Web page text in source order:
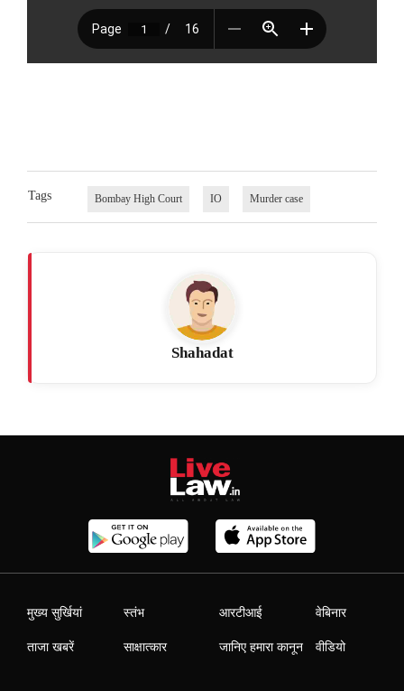
Tags Bombay High Court IO Murder case
Shahadat
मुख्य सुर्खियां
ताजा खबरें
स्तंभ
साक्षात्कार
आरटीआई
जानिए हमारा कानून
वेबिनार
वीडियो